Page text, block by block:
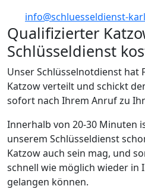
info@schluesseldienst-
Qualifizierter
Schlüsseldienst
Unser Schlüsselnotdienst hat
Katzow verteilt und schickt
sofort nach Ihrem Anruf zu
Innerhalb von 20-30 Minuten
unserem Schlüsseldienst
Katzow auch sein mag, und
schnell wie möglich wieder in
gelangen können.